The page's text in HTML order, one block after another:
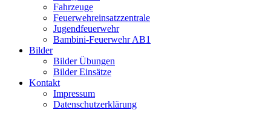
Fahrzeuge
Feuerwehreinsatzzentrale
Jugendfeuerwehr
Bambini-Feuerwehr AB1
Bilder
Bilder Übungen
Bilder Einsätze
Kontakt
Impressum
Datenschutzerklärung